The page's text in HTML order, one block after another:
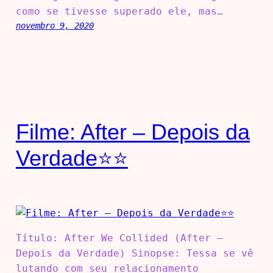
como se tivesse superado ele, mas…
novembro 9, 2020
Filme: After – Depois da
Verdade⭐⭐
Título: After We Collided (After –
Depois da Verdade) Sinopse: Tessa se vê
lutando com seu relacionamento